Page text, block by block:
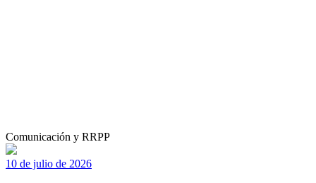
Comunicación y RRPP
10 de julio de 2026